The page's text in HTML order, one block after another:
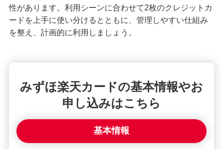
性があります。利用シーンに合わせて2枚のクレジットカ
ードを上手に使い分けるとともに、管理しやすい仕組み
を整え、計画的に利用しましょう。
みずほ楽天カードの基本情報やお
申し込みはこちら
基本情報